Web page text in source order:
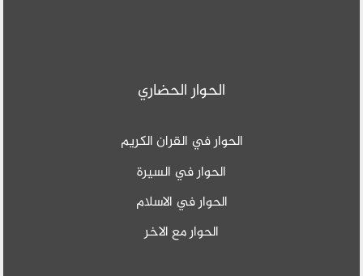
الحوار الحضاري
الحوار في القران الكريم
الحوار في السيرة
الحوار في الاسلام
الحوار مع الاخر